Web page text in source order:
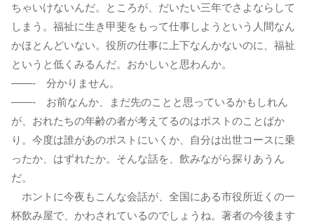
ちゃいけないんだ。ところが、だいたい三年でさよならして
しまう。福祉に生き甲斐をもって仕事しようという人間なん
かほとんどいない。役所の仕事に上下なんかないのに、福祉
というと低くみるんだ。おかしいと思わんか。
——- 分かりません。
——- お前なんか、まだ先のことと思っているかもしれん
が、おれたちの年齢の者が考えてるのはポストのことばか
り。今度は誰があのポストにいくか、自分は出世コースに乗
ったか、はずれたか。そんな話を、飲みながら探りあうん
だ。
ホントに今夜もこんな会話が、全国にある市役所近くの一
杯飲み屋で、かわされているのでしょうね。著者の今後ます